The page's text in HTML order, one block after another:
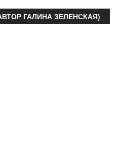
ГАЛИНА ЗЕЛЕНСКАЯ)